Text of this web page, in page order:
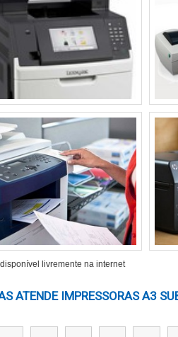
de substratos. As
impressas com sublimação
de impressão. A resistência ao
roupas e acessórios são
do próprio substrato,
Materiais adequados garantem
que é essencial para
livremente na internet
ATENDE IMPRESSORAS A3